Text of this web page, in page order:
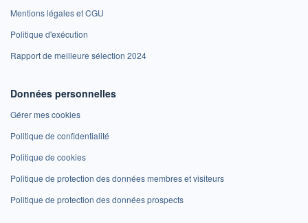
Mentions légales et CGU
Politique d'exécution
Rapport de meilleure sélection 2024
Données personnelles
Gérer mes cookies
Politique de confidentialité
Politique de cookies
Politique de protection des données membres et visiteurs
Politique de protection des données prospects